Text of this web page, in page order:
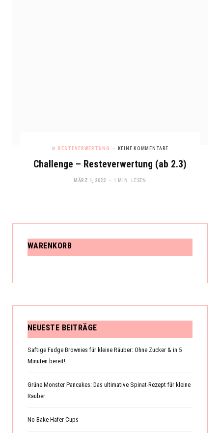
In RESTEVERWERTUNG KEINE KOMMENTARE
Challenge – Resteverwertung (ab 2.3)
MÄRZ 1, 2022 1 MIN. LESEN
WARENKORB
NEUESTE BEITRÄGE
Saftige Fudge Brownies für kleine Räuber: Ohne Zucker & in 5
Minuten bereit!
Grüne Monster Pancakes: Das ultimative Spinat-Rezept für kleine
Räuber
No Bake Hafer Cups